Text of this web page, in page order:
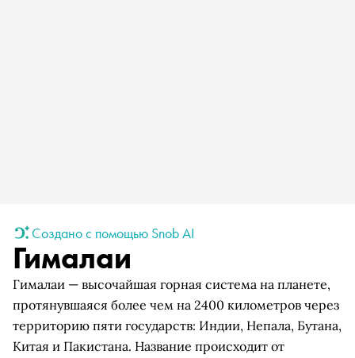
Создано с помощью Snob AI
Гималаи
Гималаи — высочайшая горная система на планете,
протянувшаяся более чем на 2400 километров через
территорию пяти государств: Индии, Непала, Бутана,
Китая и Пакистана. Название происходит от